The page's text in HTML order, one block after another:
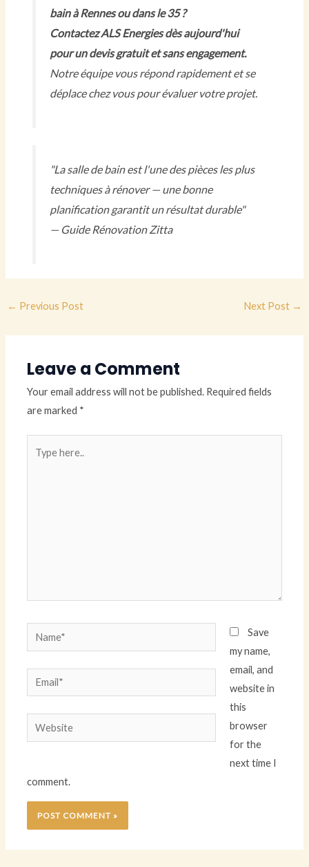
bain à Rennes ou dans le 35 ?
Contactez ALS Energies dès aujourd'hui
pour un devis gratuit et sans engagement.
Notre équipe vous répond rapidement et se
déplace chez vous pour évaluer votre projet.
"La salle de bain est l'une des pièces les plus
techniques à rénover — une bonne
planification garantit un résultat durable"
— Guide Rénovation Zitta
← Previous Post Next Post →
Leave a Comment
Your email address will not be published. Required fields
are marked *
here..
Name*
Email*
Website
Save
my name,
email, and
website in
this
browser
for the
next time I
comment.